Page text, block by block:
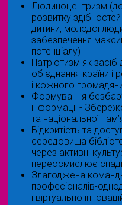
Людиноцентризм
розвитку
дитини, молодої
забезпечення
потенціалу)
Патріотизм як
об'єднання країни і
і кожного
Формування
інформації -
та національної
Відкритість та
середовища
через активні
переосмислює
Злагоджена
професіоналів-
і віртуально